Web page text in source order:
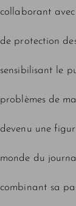
collaborant
de protection
sensibilisant le
problèmes de
devenu une
monde du
combinant sa